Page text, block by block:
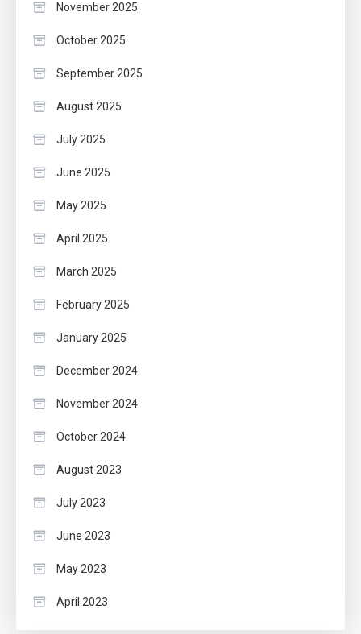
November 2025
October 2025
September 2025
August 2025
July 2025
June 2025
May 2025
April 2025
March 2025
February 2025
January 2025
December 2024
November 2024
October 2024
August 2023
July 2023
June 2023
May 2023
April 2023